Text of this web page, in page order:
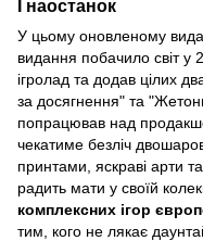
І наостанок
У цьому оновленому
видання побачило світ у
ігролад та додав цілих
за досягнення" та
попрацював над
чекатиме безліч
принтами, яскраві арти
радить мати у своїй
комплексних ігор
тим, кого не лякає